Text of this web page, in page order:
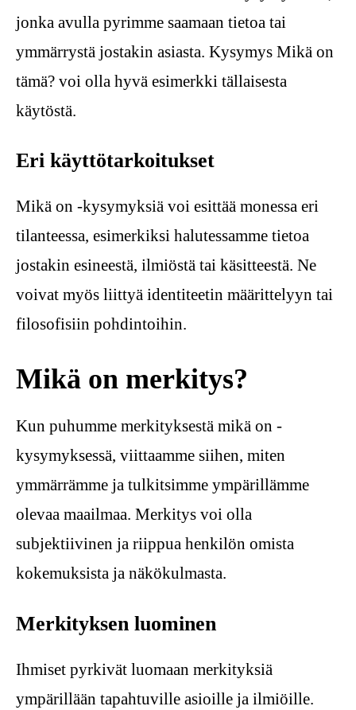
jonka avulla pyrimme saamaan tietoa tai
ymmärrystä jostakin asiasta. Kysymys Mikä on
tämä? voi olla hyvä esimerkki tällaisesta
käytöstä.
Eri käyttötarkoitukset
Mikä on -kysymyksiä voi esittää monessa eri
tilanteessa, esimerkiksi halutessamme tietoa
jostakin esineestä, ilmiöstä tai käsitteestä. Ne
voivat myös liittyä identiteetin määrittelyyn tai
filosofisiin pohdintoihin.
Mikä on merkitys?
Kun puhumme merkityksestä mikä on -
kysymyksessä, viittaamme siihen, miten
ymmärrämme ja tulkitsimme ympärillämme
olevaa maailmaa. Merkitys voi olla
subjektiivinen ja riippua henkilön omista
kokemuksista ja näkökulmasta.
Merkityksen luominen
Ihmiset pyrkivät luomaan merkityksiä
ympärillään tapahtuville asioille ja ilmiöille.